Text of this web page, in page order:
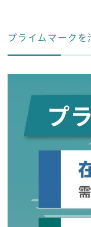
プライムマーク